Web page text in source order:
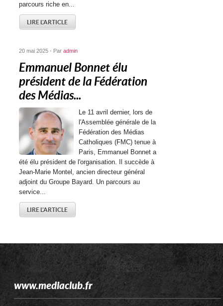
parcours riche en...
LIRE L'ARTICLE
20 mai 2025 - Paradmin
Emmanuel Bonnet élu
président de la Fédération
des Médias...
Le 11 avril dernier, lors de
l'Assemblée générale de la
Fédération des Médias
Catholiques (FMC) tenue à
Paris, Emmanuel Bonnet a
été élu président de l'organisation. Il succède à
Jean-Marie Montel, ancien directeur général
adjoint du Groupe Bayard. Un parcours au
service...
LIRE L'ARTICLE
www.mediaclub.fr